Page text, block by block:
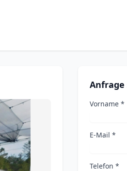
Anfrage
Vorname *
E-Mail *
Telefon *